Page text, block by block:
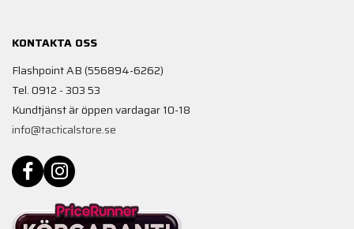
KONTAKTA OSS
Flashpoint AB (556894-6262)
Tel. 0912 - 303 53
Kundtjänst är öppen vardagar 10-18
info@tacticalstore.se